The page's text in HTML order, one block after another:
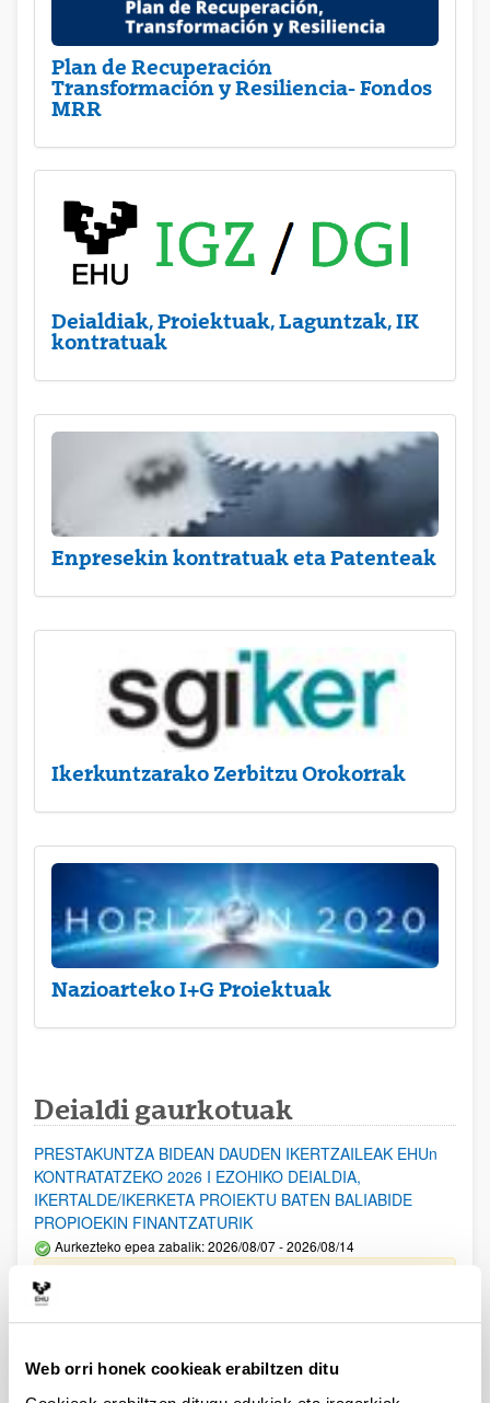
Web orri honek cookieak erabiltzen ditu
Plan de Recuperación
Transformación y Resiliencia- Fondos
MRR
Deialdiak, Proiektuak, Laguntzak, IK
kontratuak
Enpresekin kontratuak eta Patenteak
Ikerkuntzarako Zerbitzu Orokorrak
Nazioarteko I+G Proiektuak
Deialdi gaurkotuak
PRESTAKUNTZA BIDEAN DAUDEN IKERTZAILEAK EHUn
KONTRATATZEKO 2026 I EZOHIKO DEIALDIA,
IKERTALDE/IKERKETA PROIEKTU BATEN BALIABIDE
PROPIOEKIN FINANTZATURIK
Aurkezteko epea zabalik: 2026/08/07 - 2026/08/14
Izapide irekia